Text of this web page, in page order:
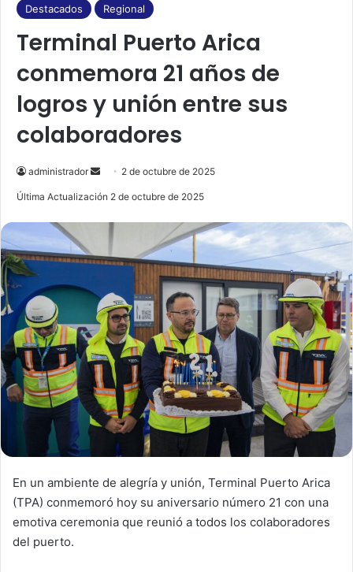
Destacados Regional
Terminal Puerto Arica
conmemora 21 años de
logros y unión entre sus
colaboradores
administrador
e
n
m
a
i
l
2 de octubre de 2025
Última Actualización 2 de octubre de 2025
En un ambiente de alegría y unión, Terminal Puerto Arica
(TPA) conmemoró hoy su aniversario número 21 con una
emotiva ceremonia que reunió a todos los colaboradores
del puerto.
e
b
o
o
k
u
b
e